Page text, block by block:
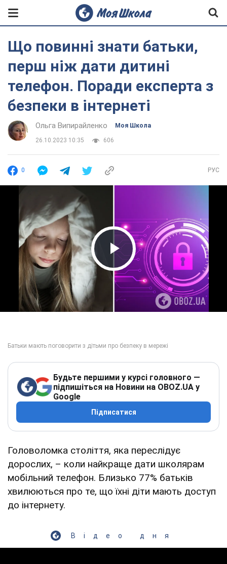
Що повинні знати батьки,
перш ніж дати дитині
телефон. Поради експерта з
безпеки в інтернеті
Ольга Випирайленко Моя Школа
26.10.2023 10:35 606
0 РУС
Play Video
Будьте першими у курсі головного —
підпишіться на Новини на OBOZ.UA у
Google
Підписатися
Головоломка століття, яка переслідує
дорослих, – коли найкраще дати школярам
мобільний телефон. Близько 77% батьків
хвилюються про те, що їхні діти мають доступ
до інтернету.
Відео дня